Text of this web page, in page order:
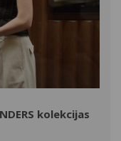
kolekcijas